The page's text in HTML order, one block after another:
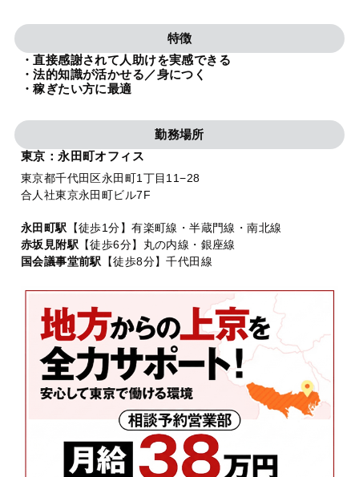
特徴
・直接感謝されて人助けを実感できる
・法的知識が活かせる／身につく
・稼ぎたい方に最適
勤務場所
東京：永田町オフィス
東京都千代田区永田町1丁目11−28
合人社東京永田町ビル7F
永田町駅 【徒歩1分】有楽町線・半蔵門線・南北線
赤坂見附駅 【徒歩6分】丸の内線・銀座線
国会議事堂前駅
【徒歩8分】千代田線
プライバシーポリシー 利用規約 内部通報
TikTok受賞